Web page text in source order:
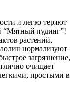
и легко теряют
“Мятный пудинг”!
растений,
нормализуют
загрязнение,
очищает
простыми в